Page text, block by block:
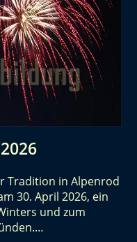
Tradition in Alpenrod
30. April 2026, ein
und zum